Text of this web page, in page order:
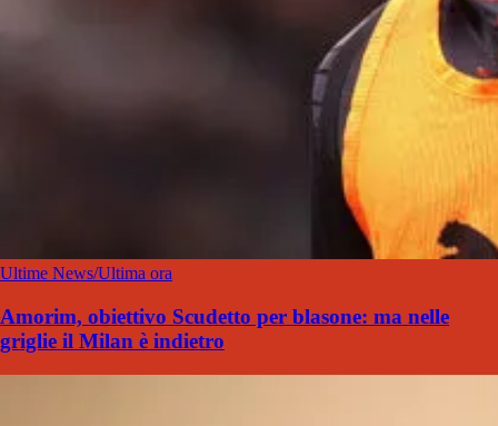
Ultime News/Ultima ora
Amorim, obiettivo Scudetto per blasone: ma nelle
griglie il Milan è indietro